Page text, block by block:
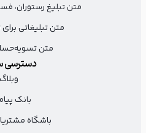
+امکان خرید قسطی🥳
خرید آنلاین: 👇
با یک فراخوان به عمل مناسب پیام خود
هیچ‌گاه یک متن تبلیغاتی برای
متن تبلیغ رستوران،
متن تبلیغاتی
متن
دسترسی
وبلاگ
بانک
باشگاه